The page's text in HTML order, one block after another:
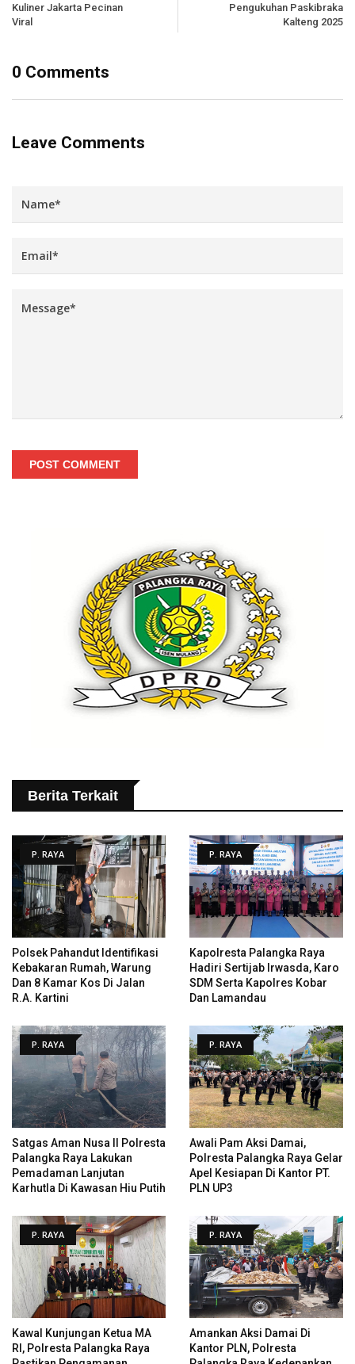
Kuliner Jakarta Pecinan
Viral
Pengukuhan Paskibraka
Kalteng 2025
0 Comments
Leave Comments
POST COMMENT
Berita Terkait
P. RAYA
Polsek Pahandut Identifikasi
Kebakaran Rumah, Warung
Dan 8 Kamar Kos Di Jalan
R.A. Kartini
P. RAYA
Kapolresta Palangka Raya
Hadiri Sertijab Irwasda, Karo
SDM Serta Kapolres Kobar
Dan Lamandau
P. RAYA
Satgas Aman Nusa II Polresta
Palangka Raya Lakukan
Pemadaman Lanjutan
Karhutla Di Kawasan Hiu Putih
P. RAYA
Awali Pam Aksi Damai,
Polresta Palangka Raya Gelar
Apel Kesiapan Di Kantor PT.
PLN UP3
P. RAYA
Kawal Kunjungan Ketua MA
RI, Polresta Palangka Raya
P. RAYA
Amankan Aksi Damai Di
Kantor PLN, Polresta